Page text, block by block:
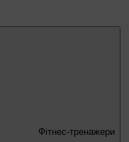
Фітнес-тренажери